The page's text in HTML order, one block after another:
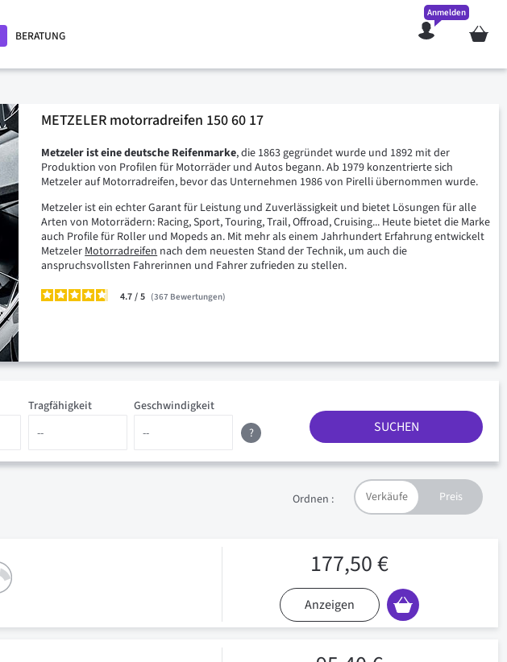
BERATUNG Mein
Anmelden
METZELER motorradreifen 150 60 17
Metzeler ist eine deutsche Reifenmarke, die 1863 gegründet wurde und 1892 mit der
Produktion von Profilen für Motorräder und Autos begann. Ab 1979 konzentrierte sich
Metzeler auf Motorradreifen, bevor das Unternehmen 1986 von Pirelli übernommen wurde.
Metzeler ist ein echter Garant für Leistung und Zuverlässigkeit und bietet Lösungen für alle
Arten von Motorrädern: Racing, Sport, Touring, Trail, Offroad, Cruising... Heute bietet die Marke
auch Profile für Roller und Mopeds an. Mit mehr als einem Jahrhundert Erfahrung entwickelt
MetzelerMotorradreifennach dem neuesten Stand der Technik, um auch die
anspruchsvollsten Fahrerinnen und Fahrer zufrieden zu stellen.
4.7/ 367 Bewertungen
Tragfähigkeit Geschwindigkeit
?
SUCHEN
Ordnen :
177,50 €
Anzeigen